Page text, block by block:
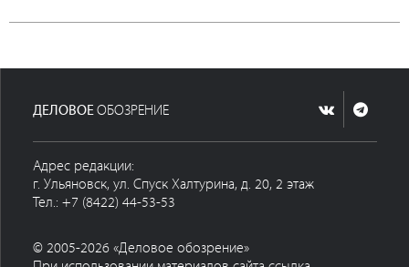
ДЕЛОВОЕОБОЗРЕНИЕ
Адрес редакции:
г. Ульяновск, ул. Спуск Халтурина, д. 20, 2 этаж
Тел.: +7 (8422) 44-53-53
© 2005-2026 «Деловое обозрение»